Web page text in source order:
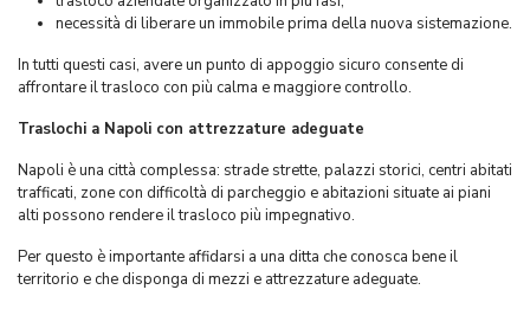
necessità di liberare un immobile prima della nuova sistemazione.
In tutti questi casi, avere un punto di appoggio sicuro consente di
affrontare il trasloco con più calma e maggiore controllo.
Traslochi a Napoli con attrezzature adeguate
Napoli è una città complessa: strade strette, palazzi storici, centri abitati
trafficati, zone con difficoltà di parcheggio e abitazioni situate ai piani
alti possono rendere il trasloco più impegnativo.
Per questo è importante affidarsi a una ditta che conosca bene il
territorio e che disponga di mezzi e attrezzature adeguate.